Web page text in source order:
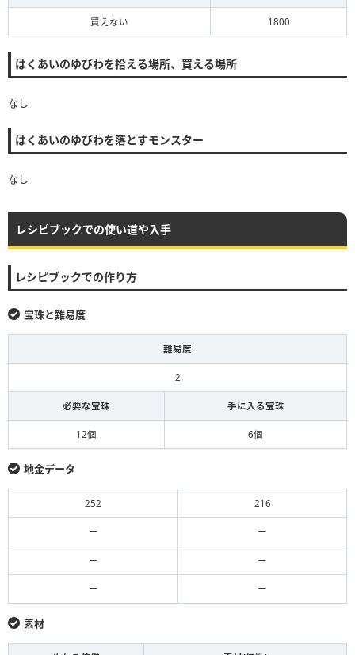
買えない 1800
はくあいのゆびわを拾える場所、買える場所
なし
はくあいのゆびわを落とすモンスター
なし
レシピブックでの使い道や入手
レシピブックでの作り方
宝珠と難易度
難易度
2
必要な宝珠 手に入る宝珠
12個 6個
地金データ
252 216
ー ー
ー ー
ー ー
素材